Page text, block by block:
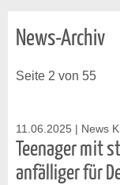
News-Archiv
Seite 2 von 55
11.06.2025 | News
Teenager mit
anfälliger für